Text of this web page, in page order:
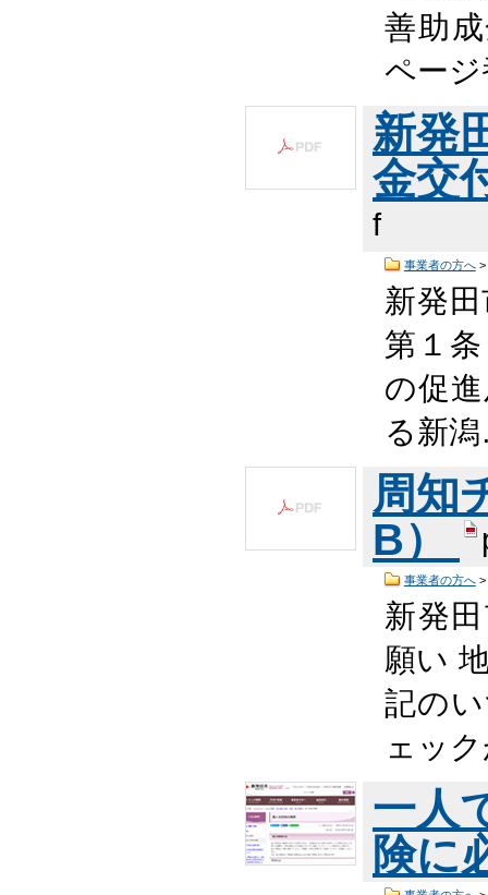
善助
ペー
新発
金交
f
事業者の方へ>
新発
第１
の促
る新
周知
B）
事業者の方へ>
新発
願い
記の
ェッ
一人
険に